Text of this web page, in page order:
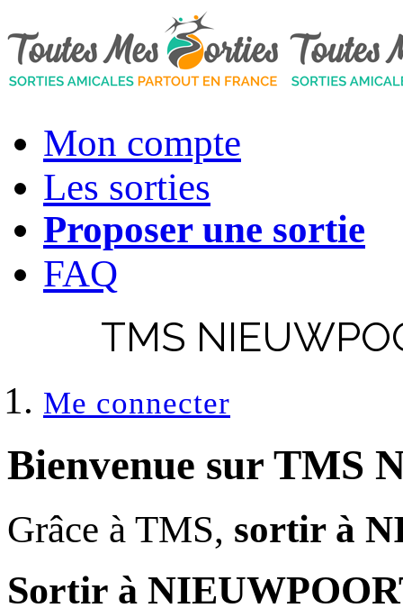
Mon compte
Les sorties
Proposer une sortie
FAQ
TMS
Me connecter
Bienvenue sur TMS
Grâce à TMS, sortir à
Sortir à